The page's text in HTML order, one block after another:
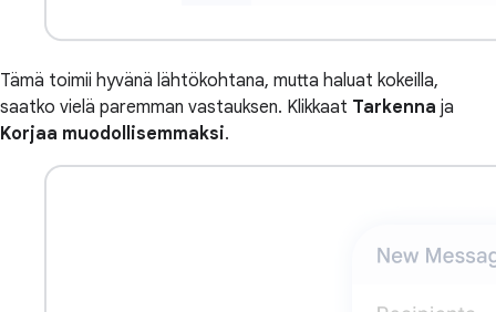
Tämä toimii hyvänä lähtökohtana, mutta haluat kokeilla,
saatko vielä paremman vastauksen. Klikkaat Tarkenna ja
Korjaa muodollisemmaksi.